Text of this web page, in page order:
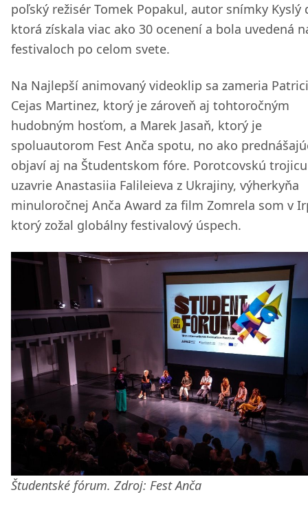
poľský režisér Tomek Popakul, autor snímky Kyslý
ktorá získala viac ako 30 ocenení a bola uvedená
festivaloch po celom svete.
Na Najlepší animovaný videoklip sa zameria
Cejas Martinez, ktorý je zároveň aj tohtoročným
hudobným hosťom, a Marek Jasaň, ktorý je
spoluautorom Fest Anča spotu, no ako
objaví aj na Študentskom fóre. Porotcovskú trojicu
uzavrie Anastasiia Falileieva z Ukrajiny, výherkyňa
minuloročnej Anča Award za film Zomrela som v
ktorý zožal globálny festivalový úspech.
Študentské fórum. Zdroj: Fest Anča